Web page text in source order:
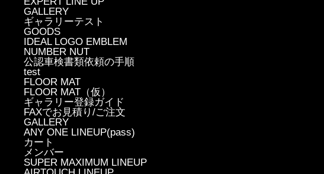
GALLERY
ギャラリーテスト
GOODS
IDEAL LOGO EMBLEM
NUMBER NUT
公認車検書類依頼の手順
test
FLOOR MAT
FLOOR MAT（仮）
ギャラリー登録ガイド
FAXでお見積り/ご注文
GALLERY
ANY ONE LINEUP(pass)
カート
メンバー
SUPER MAXIMUM LINEUP